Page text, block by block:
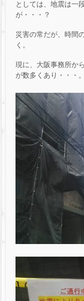
としては、地震は一
が・・・？
災害の常だが、時間
く。
現に、大阪事務所か
が数多くあり・・・。